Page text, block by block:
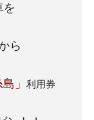
を
ら
」 利用券